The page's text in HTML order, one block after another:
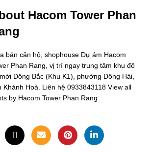
Hacom Tower Phan
bán căn hộ, shophouse Dự ám Hacom
Phan Rang, vị trí ngay trung tâm khu đô
Đông Bắc (Khu K1), phường Đông Hải,
Khánh Hoà. Liên hệ 0933843118 View all
by Hacom Tower Phan Rang